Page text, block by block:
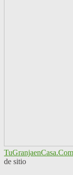
TuGranjaenCasa.Com
de sitio